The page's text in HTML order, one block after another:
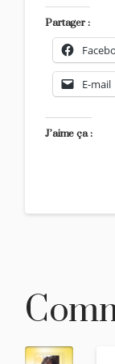
Partager :
E-mail
J’aime ça :